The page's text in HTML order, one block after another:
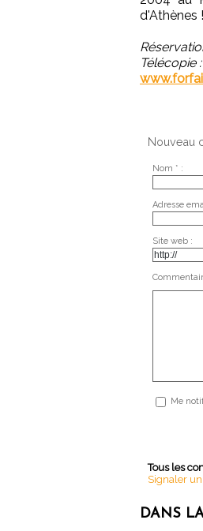
d'Athènes !
Télécopie
Nouveau
Nom * :
Adresse
Site web :
Me
Tous les
Signaler
DANS